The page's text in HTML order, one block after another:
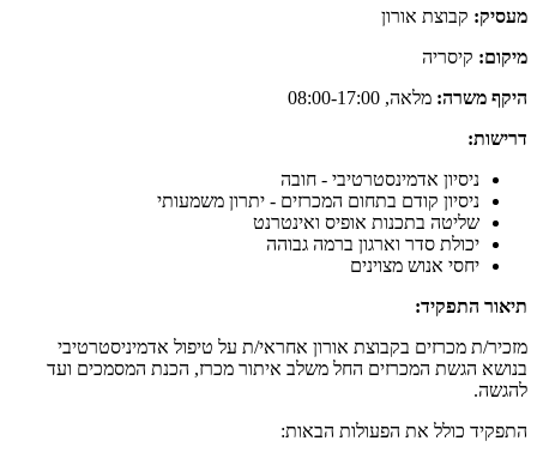
מעסיק: קבוצת אורון
מיקום: קיסריה
היקף משרה: מלאה, 08:00-17:00
דרישות:
ניסיון אדמינסטרטיבי - חובה
ניסיון קודם בתחום המכרזים - יתרון משמעותי
שליטה בתכנות אופיס ואינטרנט
יכולת סדר וארגון ברמה גבוהה
יחסי אנוש מצוינים
תיאור התפקיד:
מזכיר/ת מכרזים בקבוצת אורון אחראי/ת על טיפול אדמיניסטרטיבי
בנושא הגשת המכרזים החל משלב איתור מכרז, הכנת המסמכים ועד
להגשה.
התפקיד כולל את הפעולות הבאות: